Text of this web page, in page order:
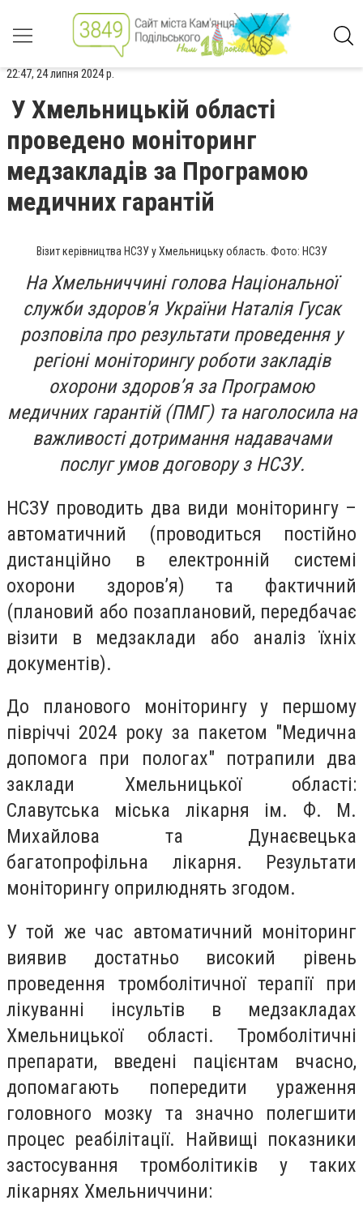
22:47, 24 липня 2024 р.
У Хмельницькій області
проведено моніторинг
медзакладів за Програмою
медичних гарантій
Візит керівництва НСЗУ у Хмельницьку область. Фото: НСЗУ
На Хмельниччині голова Національної
служби здоров'я України Наталія Гусак
розповіла про результати проведення у
регіоні моніторингу роботи закладів
охорони здоров’я за Програмою
медичних гарантій (ПМГ) та наголосила на
важливості дотримання надавачами
послуг умов договору з НСЗУ.
НСЗУ проводить два види моніторингу –
автоматичний (проводиться постійно
дистанційно в електронній системі
охорони здоровʼя) та фактичний
(плановий або позаплановий, передбачає
візити в медзаклади або аналіз їхніх
документів).
До планового моніторингу у першому
півріччі 2024 року за пакетом "Медична
допомога при пологах" потрапили два
заклади Хмельницької області:
Славутська міська лікарня ім. Ф. М.
Михайлова та Дунаєвецька
багатопрофільна лікарня. Результати
моніторингу оприлюднять згодом.
У той же час автоматичний моніторинг
виявив достатньо високий рівень
проведення тромболітичної терапії при
лікуванні інсультів в медзакладах
Хмельницької області. Тромболітичні
препарати, введені пацієнтам вчасно,
допомагають попередити ураження
головного мозку та значно полегшити
процес реабілітації. Найвищі показники
застосування тромболітиків у таких
лікарнях Хмельниччини: